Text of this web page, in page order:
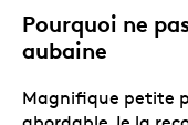
Décrivez-vous
Pourquoi ne
aubaine
Magnifique petite